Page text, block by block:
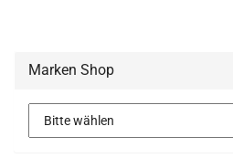
Marken Shop